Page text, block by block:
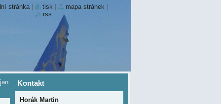
Kontakt
Horák Martin
stránka tisk mapa stránek
rss